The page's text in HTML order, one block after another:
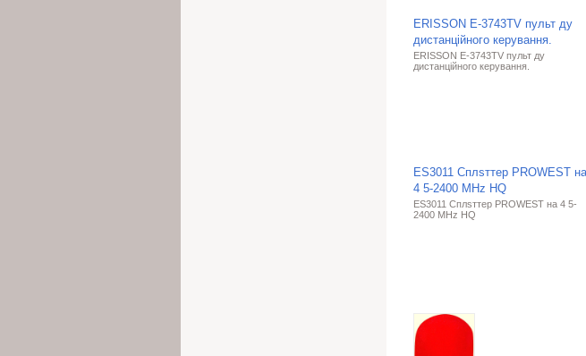
ERISSON E-3743TV пульт ду
дистанційного керування.
ERISSON E-3743TV пульт ду
дистанційного керування.
ES3011 Cплsттер PROWEST на
4 5-2400 МНz HQ
ES3011 Cплsттер PROWEST на 4 5-
2400 МНz HQ